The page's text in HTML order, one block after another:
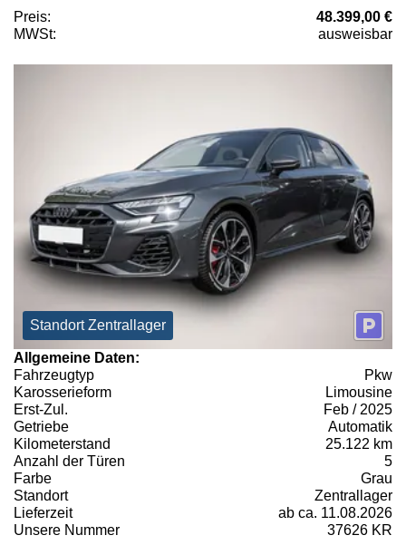
Preis:
48.399,00 €
MWSt:
ausweisbar
Standort Zentrallager
Allgemeine Daten:
Fahrzeugtyp
Pkw
Karosserieform
Limousine
Erst-Zul.
Feb / 2025
Getriebe
Automatik
Kilometerstand
25.122 km
Anzahl der Türen
5
Farbe
Grau
Standort
Zentrallager
Lieferzeit
ab ca. 11.08.2026
Unsere Nummer
37626 KR